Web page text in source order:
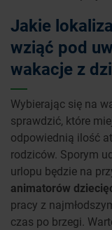
Jakie
wziąć pod
wakacje z
Wybierając się na
sprawdzić, które
odpowiednią ilość
rodziców. Sporym
urlopu będzie na
animatorów
pracy z
czas po brzegi.